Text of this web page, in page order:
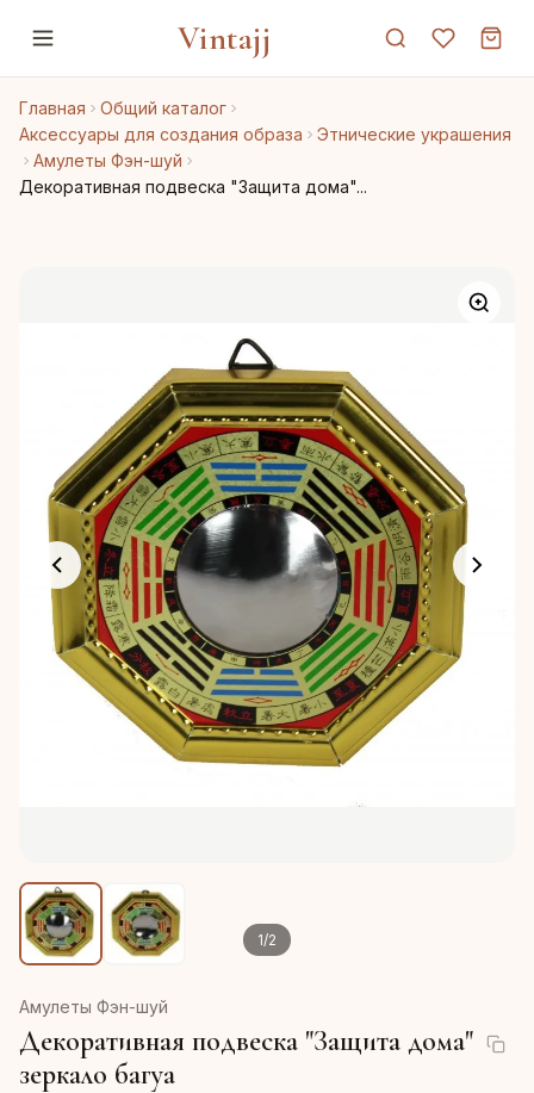
Vintajj
Главная
Общий каталог
Аксессуары для создания образа
Этнические украшения
Амулеты Фэн-шуй
Декоративная подвеска "Защита дома"...
1/2
Амулеты Фэн-шуй
Декоративная подвеска "Защита дома"
зеркало багуа